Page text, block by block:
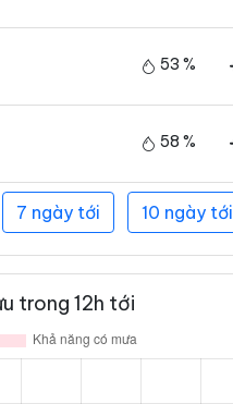
53 %
58 %
7 ngày tới 10 ngày tới
trong 12h tới